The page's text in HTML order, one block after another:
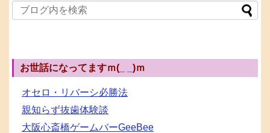
お世話になってますｍ(_ _)ｍ
オセロ・リバーシ必勝法
親知らず抜歯体験談
大阪心斎橋ゲームバーGeeBee